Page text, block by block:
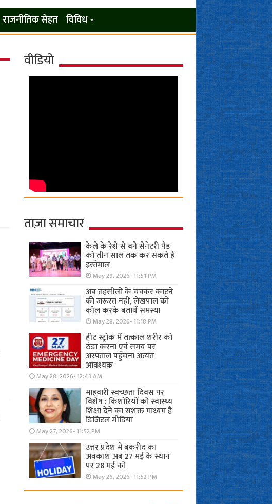
राजनीतिक सेहत विविध
वीडियो
ताज़ा समाचार
केले के रेशे से बने सेनेटरी पैड
को तीन साल तक कर सकते हैं
इस्तेमाल
May 29, 2026- 11:51 PM
अब तहसीलों के चक्कर काटने
की जरूरत नहीं, लेखपाल को
कॉल करके बतायें समस्या
May 28, 2026- 11:18 PM
हीट स्ट्रोक में तत्काल शरीर को
ठंडा करना एवं समय पर
अस्पताल पहुँचना अत्यंत
आवश्यक
May 28, 2026- 12:43 AM
माहवारी स्वच्छता दिवस पर
विशेष : किशोरियों को स्वास्थ्य
शिक्षा देने का सशक्त माध्यम है
डिजिटल मीडिया
May 27, 2026- 11:52 PM
उत्तर प्रदेश में बकरीद का
अवकाश अब 27 मई के स्थान
पर 28 मई को
May 26, 2026- 11:52 PM